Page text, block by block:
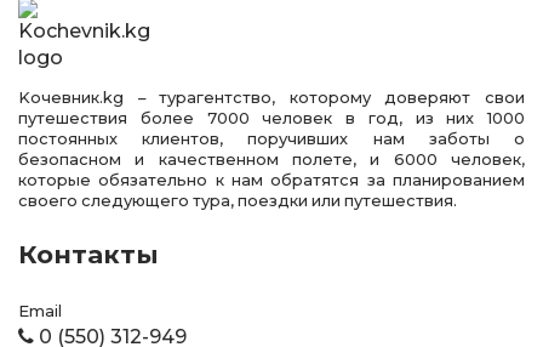
Kочевник.kg – турагентство, которому доверяют свои
путешествия более 7000 человек в год, из них 1000
постоянных клиентов, поручивших нам заботы о
безопасном и качественном полете, и 6000 человек,
которые обязательно к нам обратятся за планированием
своего следующего тура, поездки или путешествия.
Контакты
Email
0 (550) 312-949